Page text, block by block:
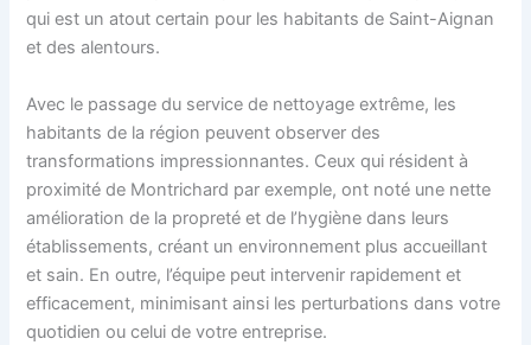
qui est un atout certain pour les habitants de Saint-Aignan
et des alentours.
Avec le passage du service de nettoyage extrême, les
habitants de la région peuvent observer des
transformations impressionnantes. Ceux qui résident à
proximité de Montrichard par exemple, ont noté une nette
amélioration de la propreté et de l’hygiène dans leurs
établissements, créant un environnement plus accueillant
et sain. En outre, l’équipe peut intervenir rapidement et
efficacement, minimisant ainsi les perturbations dans votre
quotidien ou celui de votre entreprise.